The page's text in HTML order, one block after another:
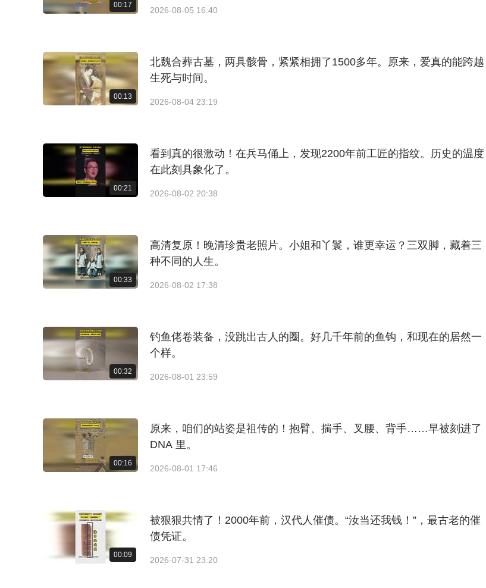
00:17
2026-08-05 16:40
00:13
北魏合葬古墓，两具骸骨，紧紧相拥了1500多年。原来，爱真的能跨越
生死与时间。
2026-08-04 23:19
00:21
看到真的很激动！在兵马俑上，发现2200年前工匠的指纹。历史的温度
在此刻具象化了。
2026-08-02 20:38
00:33
高清复原！晚清珍贵老照片。小姐和丫鬟，谁更幸运？三双脚，藏着三
种不同的人生。
2026-08-02 17:38
00:32
钓鱼佬卷装备，没跳出古人的圈。好几千年前的鱼钩，和现在的居然一
个样。
2026-08-01 23:59
00:16
原来，咱们的站姿是祖传的！抱臂、揣手、叉腰、背手……早被刻进了
DNA 里。
2026-08-01 17:46
00:09
被狠狠共情了！2000年前，汉代人催债。“汝当还我钱！”，最古老的催
债凭证。
2026-07-31 23:20